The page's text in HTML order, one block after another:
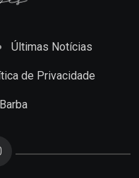
Últimas Notícias
de Privacidade